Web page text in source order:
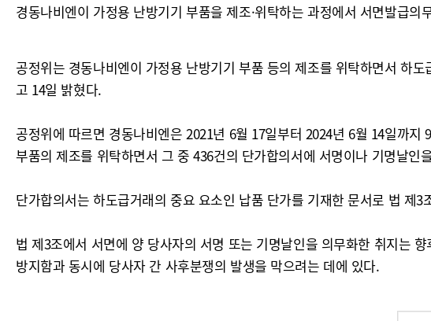
경동나비엔이 가정용 난방기기 부품을 제조·위탁하는 과정에서 서면발급
공정위는 경동나비엔이 가정용 난방기기 부품 등의 제조를 위탁하면서 하
고 14일 밝혔다.
공정위에 따르면 경동나비엔은 2021년 6월 17일부터 2024년 6월 14일까
부품의 제조를 위탁하면서 그 중 436건의 단가합의서에 서명이나 기명날인
단가합의서는 하도급거래의 중요 요소인 납품 단가를 기재한 문서로 법 제
법 제3조에서 서면에 양 당사자의 서명 또는 기명날인을 의무화한 취지는
방지함과 동시에 당사자 간 사후분쟁의 발생을 막으려는 데에 있다.